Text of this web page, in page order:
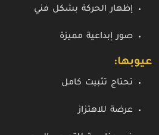
إظهار الحركة بشكل فني
صور إبداعية مميزة
عيوبها:
تحتاج تثبيت كامل
عرضة للاهتزاز